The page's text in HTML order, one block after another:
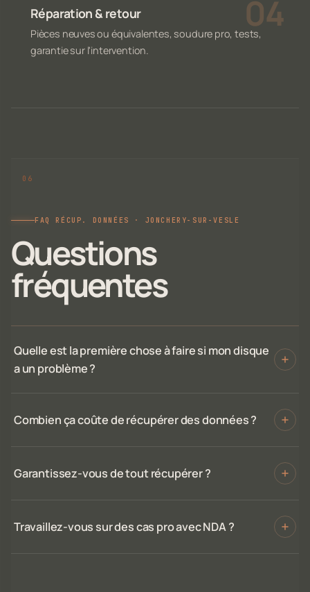
Réparation & retour
Pièces neuves ou équivalentes, soudure pro, tests,
garantie sur l'intervention.
FAQ RÉCUP. DONNÉES · JONCHERY-SUR-VESLE
Questions
fréquentes
Quelle est la première chose à faire si mon disque
a un problème ?
Combien ça coûte de récupérer des données ?
Garantissez-vous de tout récupérer ?
Travaillez-vous sur des cas pro avec NDA ?